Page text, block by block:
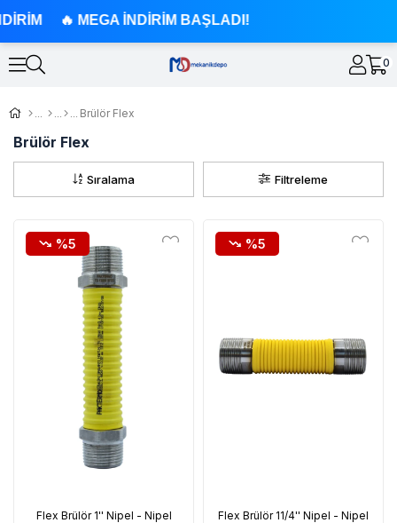
🔥 MEGA İNDİRİM BAŞLADI!
0
Brülör Flex
Brülör Flex
Filtreleme
Sıralama
Flex Brülör 1'' Nipel - Nipel
%5
Flex Brülör 11/4'' Nipel - Nipel
%5